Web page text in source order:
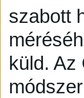
szabott
küld. Az